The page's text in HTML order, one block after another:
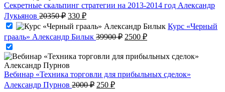
Секретные скальпинг стратегии на 2013-2014 год Александр
Лукьянов 20350₽ Первоначальная
цена
составляла
20350 ₽.
330 ₽Текущая
330 ₽.
Курс «Черный
грааль» Александр Билык 39900₽ Первоначальная
составляла
39900 ₽.
2500 ₽Текущая
2500 ₽.
Вебинар «Техника торговли для прибыльных сделок»
Александр Пурнов 2000₽ Первоначальная
250 ₽Текущая